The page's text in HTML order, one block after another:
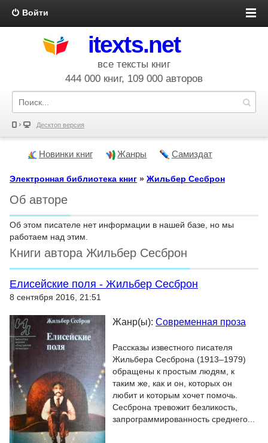
Войти
itexts.net
все тексты книг
444 000 книг, 109 000 авторов
Десктоп версия
Новинки книг Жанры Самиздат
Электронная библиотека книг » Жильбер Сесброн
Об авторе
Об этом писателе нет информации в нашей базе, но мы
работаем над этим.
Книги автора Жильбер Сесброн
Елисейские поля - Жильбер Сесброн
8 сентября 2016, 21:51
Жанр(ы): Современная проза
Рассказы известного писателя
Жильбера Сесброна (1913–1979)
обращены к простым людям, к
таким же, как и он, которых он
любит и которым хочет помочь.
Сесброна тревожит безликость,
запрограммированность среднего...